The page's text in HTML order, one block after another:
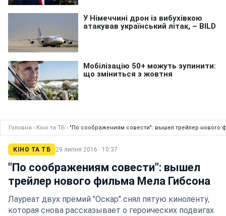
Головна › Кіно та ТБ › "По соображениям совести": вышел трейлер нового
КІНО ТА ТБ 29 липня 2016 · 10:37
"По соображениям совести": вышел
трейлер нового фильма Мела Гибсона
Лауреат двух премий "Оскар" снял пятую киноленту,
которая снова рассказывает о героических подвигах